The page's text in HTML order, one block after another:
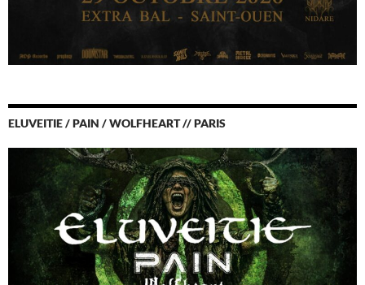
ELUVEITIE / PAIN / WOLFHEART // PARIS